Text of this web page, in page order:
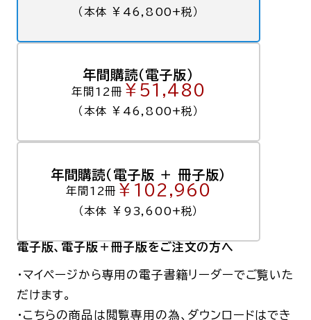
（本体 ￥46,800+税）
年間購読（電子版）
年間12冊 ￥51,480
（本体 ￥46,800+税）
年間購読（電子版 ＋ 冊子版）
年間12冊 ￥102,960
（本体 ￥93,600+税）
電子版、電子版＋冊子版をご注文の方へ
・マイページから専用の電子書籍リーダーでご覧いた
だけます。
・こちらの商品は閲覧専用の為、ダウンロードはでき